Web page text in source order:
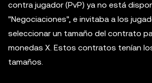
contra jugador (PvP) ya no está
"Negociaciones", e invitaba a los
seleccionar un tamaño del contrato
monedas X. Estos contratos tenían
tamaños.